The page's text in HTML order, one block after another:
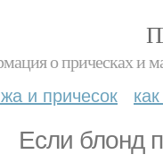
о прическах и
и причесок
Если блонд